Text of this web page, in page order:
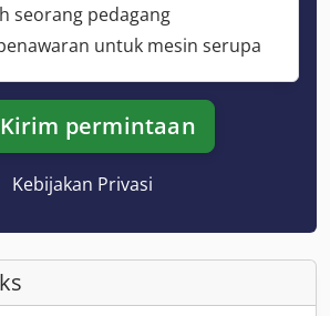
seorang pedagang
untuk mesin serupa
Kirim permintaan
Kebijakan Privasi